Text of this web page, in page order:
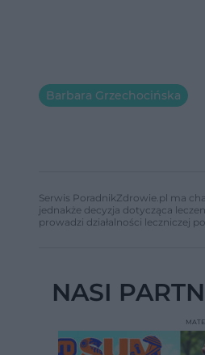
Barbara Grzechocińska
Serwis PoradnikZdrowie.pl ma
jednakże decyzja dotycząca
prowadzi działalności leczniczej
NASI